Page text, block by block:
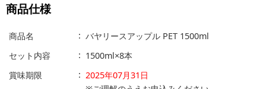
商品仕様
商品名
バヤリースアップル PET 1500ml
セット内容
1500ml×8本
賞味期限
2025年07月31日